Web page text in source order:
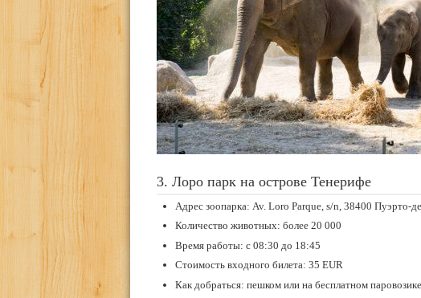
3. Лоро парк на острове Тенерифе
Адрес зоопарка: Av. Loro Parque, s/n, 38400 Пуэрто-
Количество животных: более 20 000
Время работы: с 08:30 до 18:45
Стоимость входного билета: 35 EUR
Как добраться: пешком или на бесплатном